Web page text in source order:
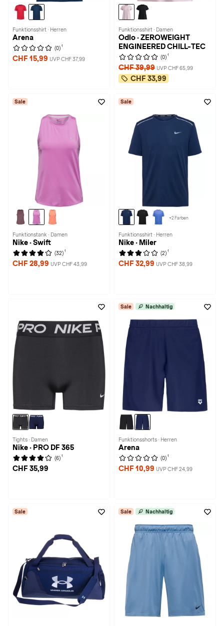
Funktionsshirt · Herren
Arena
(0) 1
CHF 15,99 UVP CHF 37,99
Funktionsshirt · Damen
Odlo · ZEROWEIGHT
ENGINEERED CHILL-TEC
(0) 1
CHF 39,99 UVP CHF 65,99
CHF 33,99
Sale
Funktionstank · Damen
Nike · Swift
(32) 1
CHF 28,99 UVP CHF 43,99
Sale
+2 Farben
Funktionsshirt · Herren
Nike · Miler
(2) 1
CHF 32,99 UVP CHF 38,99
Tights · Damen
Nike · PRO DF 365
(6) 1
CHF 35,99
Sale Nachhaltig
Funktionsshorts · Herren
Arena
(0) 1
CHF 10,99 UVP CHF 24,99
Sale Sale Nachhaltig